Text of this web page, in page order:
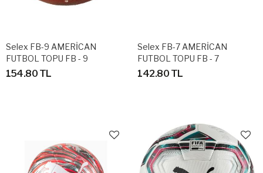
Selex FB-9 AMERİCAN
FUTBOL TOPU FB - 9
154.80 TL
Selex FB-7 AMERİCAN
FUTBOL TOPU FB - 7
142.80 TL